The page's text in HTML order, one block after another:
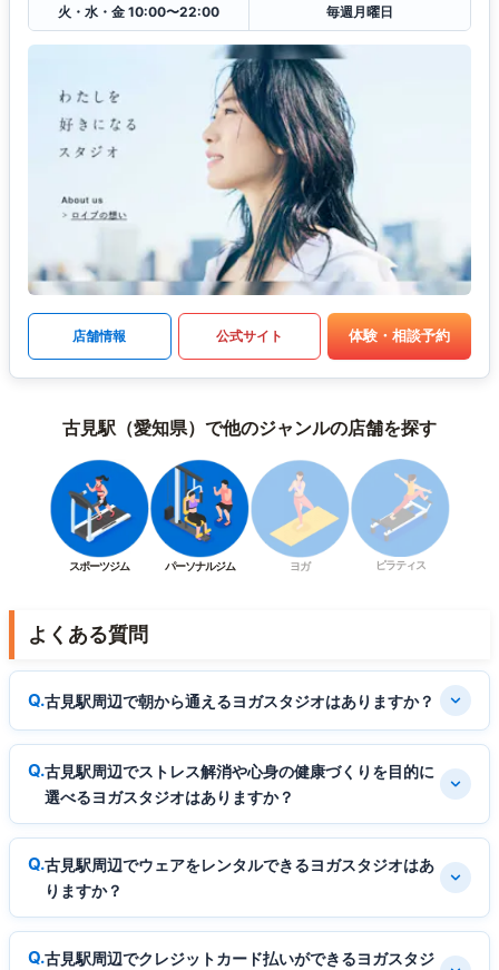
火・水・金 10:00〜22:00
毎週月曜日
店舗情報 公式サイト 体験・相談予約
古見駅（愛知県）で他のジャンルの店舗を探す
スポーツジム パーソナルジム ヨガ ピラティス
よくある質問
古見駅周辺で朝から通えるヨガスタジオはありますか？
古見駅周辺でストレス解消や心身の健康づくりを目的に
選べるヨガスタジオはありますか？
古見駅周辺でウェアをレンタルできるヨガスタジオはあ
りますか？
古見駅周辺でクレジットカード払いができるヨガスタジ